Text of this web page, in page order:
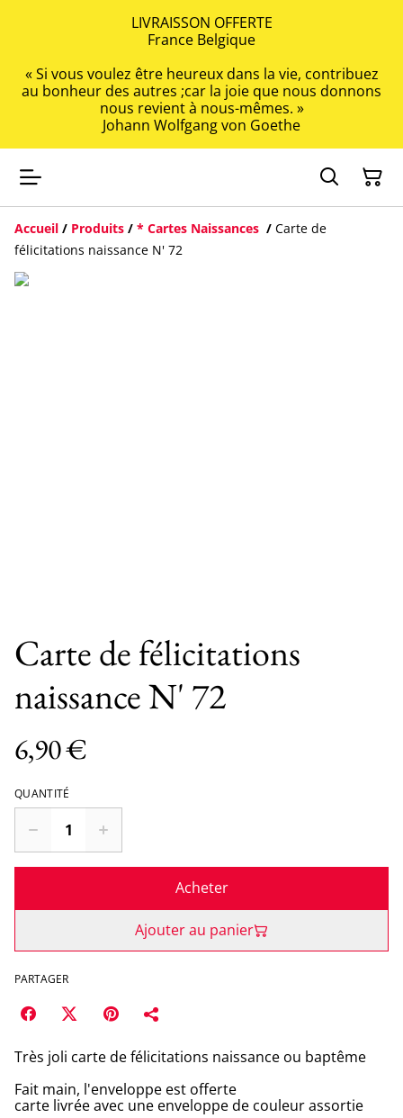
LIVRAISSON OFFERTE
France Belgique
« Si vous voulez être heureux dans la vie, contribuez
au bonheur des autres ;car la joie que nous donnons
nous revient à nous-mêmes. »
Johann Wolfgang von Goethe
Accueil / Produits / * Cartes Naissances / Carte de
félicitations naissance N' 72
Carte de félicitations
naissance N' 72
6,90 €
QUANTITÉ
Acheter
Ajouter au panier
PARTAGER
Très joli carte de félicitations naissance ou baptême
Fait main, l'enveloppe est offerte
carte livrée avec une enveloppe de couleur assortie